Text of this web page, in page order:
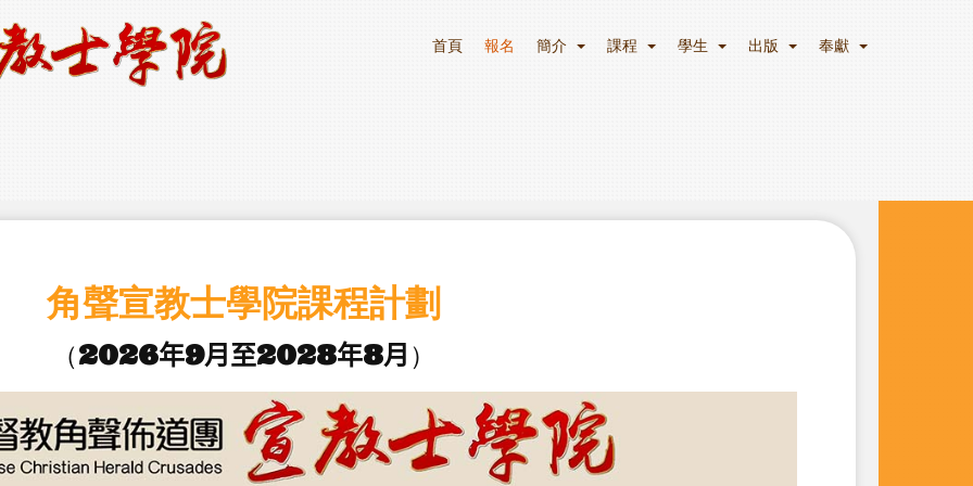
首頁 報名 簡介 課程 學生 出版 奉獻
角聲宣教士學院課程計劃
（2026年9月至2028年8月）